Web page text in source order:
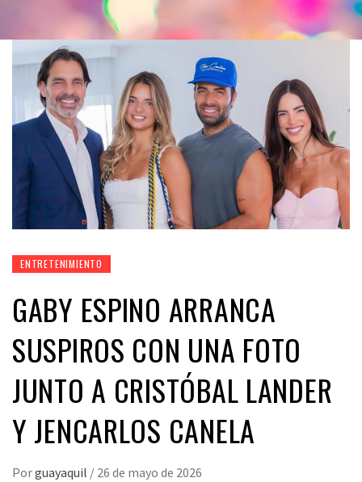
ENTRETENIMIENTO
GABY ESPINO ARRANCA
SUSPIROS CON UNA FOTO
JUNTO A CRISTÓBAL LANDER
Y JENCARLOS CANELA
Porguayaquil / 26 de mayo de 2026